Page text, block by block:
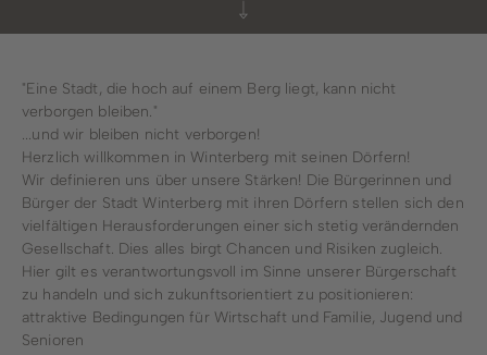
Schwimmbad
"Eine Stadt, die hoch auf einem Berg liegt, kann nicht
verborgen bleiben."
...und wir bleiben nicht verborgen!
Herzlich willkommen in Winterberg mit seinen Dörfern!
Wir definieren uns über unsere Stärken! Die Bürgerinnen und
Bürger der Stadt Winterberg mit ihren Dörfern stellen sich den
vielfältigen Herausforderungen einer sich stetig verändernden
Gesellschaft. Dies alles birgt Chancen und Risiken zugleich.
Hier gilt es verantwortungsvoll im Sinne unserer Bürgerschaft
zu handeln und sich zukunftsorientiert zu positionieren:
attraktive Bedingungen für Wirtschaft und Familie, Jugend und
Senioren